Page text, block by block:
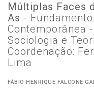
Múltiplas Faces
As -
Contemporânea
Sociologia e
Coordenação:
Lima
FÁBIO HENRIQUE FALCONE